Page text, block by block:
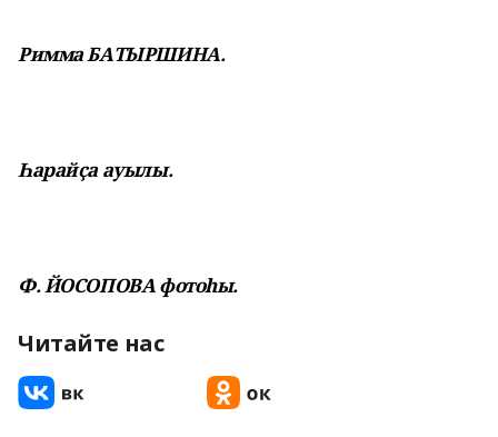
Римма БАТЫРШИНА.
Һарайҫа ауылы.
Ф. ЙОСОПОВА фотоһы.
Читайте нас